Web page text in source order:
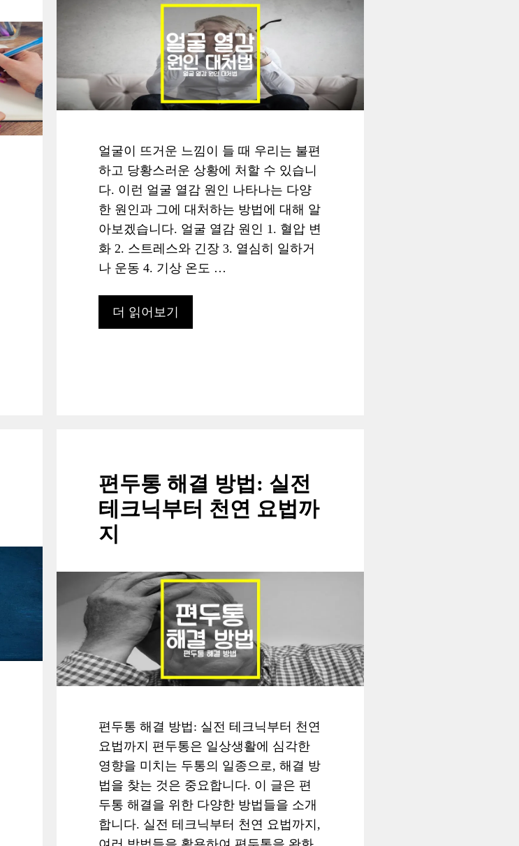
얼굴이 뜨거운 느낌이 들 때 우리는 불편
하고 당황스러운 상황에 처할 수 있습니
다. 이런 얼굴 열감 원인 나타나는 다양
한 원인과 그에 대처하는 방법에 대해 알
아보겠습니다. 얼굴 열감 원인 1. 혈압 변
화 2. 스트레스와 긴장 3. 열심히 일하거
나 운동 4. 기상 온도 …
더 읽어보기
편두통 해결 방법: 실전
테크닉부터 천연 요법까
지
편두통 해결 방법: 실전 테크닉부터 천연
요법까지 편두통은 일상생활에 심각한
영향을 미치는 두통의 일종으로, 해결 방
법을 찾는 것은 중요합니다. 이 글은 편
두통 해결을 위한 다양한 방법들을 소개
합니다. 실전 테크닉부터 천연 요법까지,